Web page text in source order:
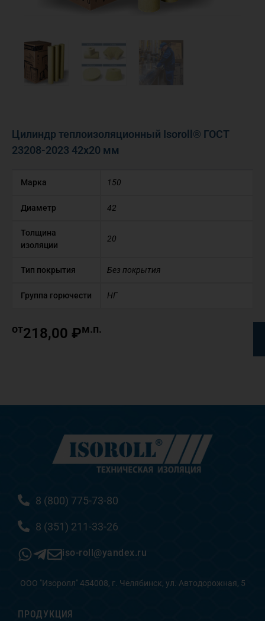
Цилиндр теплоизоляционный Isoroll® ГОСТ
23208-2023 42х20 мм
Марка 150
Диаметр 42
Толщина
изоляции
20
Тип покрытия Без покрытия
Группа горючести НГ
от218,00 ₽м.п.
8 (800) 775-73-80
8 (351) 211-33-26
iso-roll@yandex.ru
ООО "Изоролл" 454008, г. Челябинск, ул. Автодорожная, 5
ПРОДУКЦИЯ